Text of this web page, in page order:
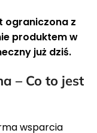
ograniczona z
produktem w
już dziś.
– Co to jest
wsparcia